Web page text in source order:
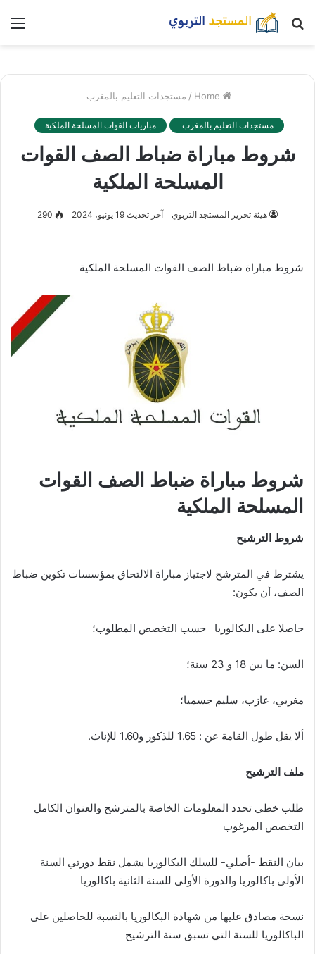
بحث
/ مستجدات التعليم بالمغرب
مستجدات التعليم بالمغرب مباريات القوات المسلحة الملكية
شروط مباراة ضباط الصف القوات
المسلحة الملكية
هيئة تحرير المستجد التربوي آخر تحديث 19 يونيو، 2024 290
شروط مباراة ضباط الصف القوات المسلحة الملكية
شروط مباراة ضباط الصف القوات
المسلحة الملكية
شروط الترشيح
يشترط في المترشح لاجتياز مباراة الالتحاق بمؤسسات تكوين ضباط
الصف، أن يكون:
حاصلا على البكالوريا حسب التخصص المطلوب؛
السن: ما بين 18 و 23 سنة؛
مغربي، عازب، سليم جسميا؛
ألا يقل طول القامة عن : 1.65 للذكور و1.60 للإناث.
ملف الترشيح
طلب خطي تحدد المعلومات الخاصة بالمترشح والعنوان الكامل
التخصص المرغوب
بيان النقط -أصلي- للسلك البكالوريا يشمل نقط دورتي السنة
الأولى باكالوريا والدورة الأولى للسنة الثانية باكالوريا
نسخة مصادق عليها من شهادة البكالوريا بالنسبة للحاصلين على
الباكالوريا للسنة التي تسبق سنة الترشيح